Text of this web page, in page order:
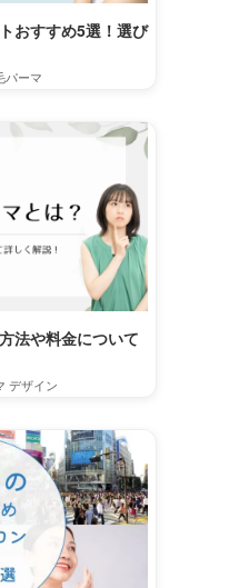
おすすめ5選！選び
パーマ
法や料金について
デザイン